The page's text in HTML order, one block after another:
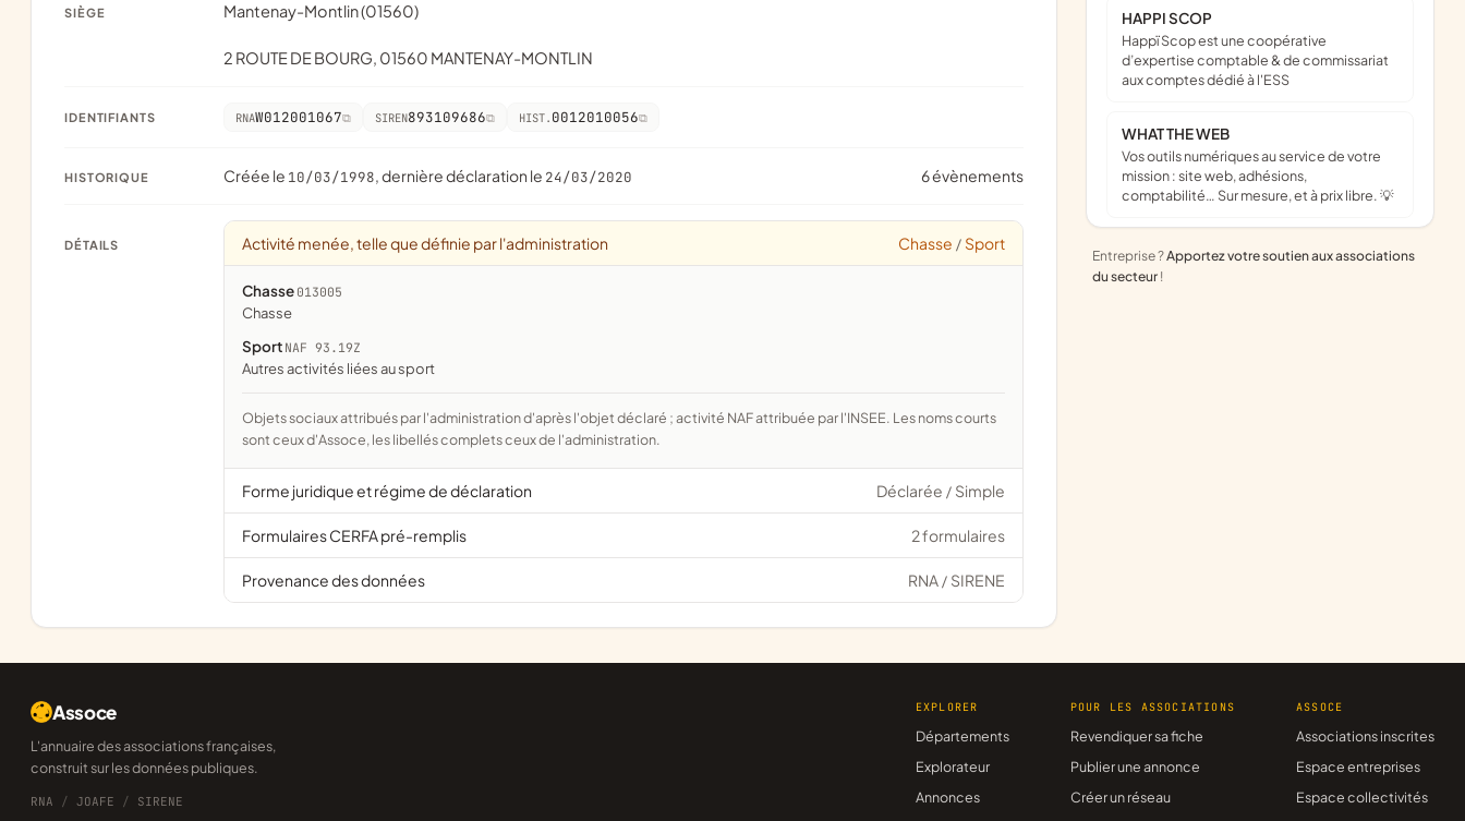
SIÈGE Mantenay-Montlin (01560)
2 ROUTE DE BOURG, 01560 MANTENAY-MONTLIN
IDENTIFIANTS RNAW012001067 SIREN893109686 HIST. 0012010056
HISTORIQUE Créée le 10/03/1998, dernière déclaration le 24/03/2020 6 évènements
DÉTAILS Activité menée, telle que définie par l'administration Chasse / Sport
Chasse 013005
chasse
Sport NAF 93.19Z
Autres activités liées au sport
Objets sociaux attribués par l'administration d'après l'objet déclaré ; activité NAF attribuée par l'INSEE. Les noms courts
sont ceux d'Assoce, les libellés complets ceux de l'administration.
Forme juridique et régime de déclaration Déclarée / Simple
Formulaires CERFA pré-remplis 2 formulaires
Provenance des données RNA / SIRENE
HAPPI SCOP
Happï Scop est une coopérative
d’expertise comptable & de commissariat
aux comptes dédié à l'ESS
WHAT THE WEB
Vos outils numériques au service de votre
mission : site web, adhésions,
comptabilité… Sur mesure, et à prix libre. 💡
Entreprise ?Apportez votre soutien aux associations
du secteur !
Assoce
L'annuaire des associations françaises,
construit sur les données publiques.
RNA / JOAFE / SIRENE
EXPLORER
Départements
Explorateur
Annonces
POUR LES ASSOCIATIONS
Revendiquer sa fiche
Publier une annonce
Créer un réseau
ASSOCE
Associations inscrites
Espace entreprises
Espace collectivités